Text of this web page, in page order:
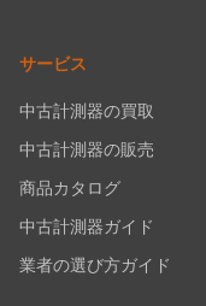
サービス
中古計測器の買取
中古計測器の販売
商品カタログ
中古計測器ガイド
業者の選び方ガイド